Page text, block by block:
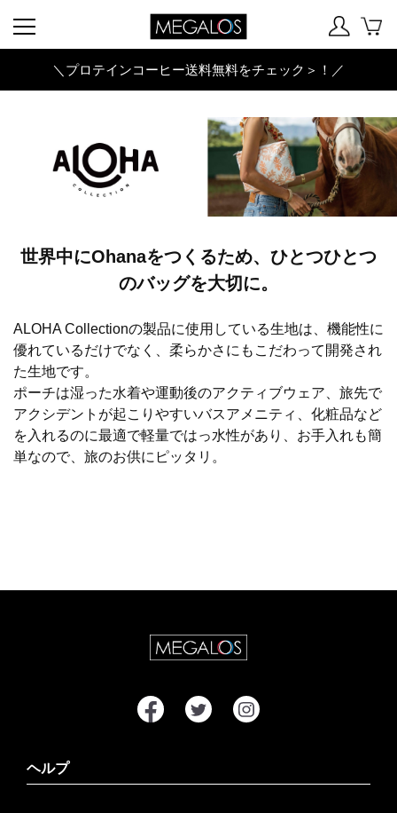
＼プロテインコーヒー送料無料をチェック＞！／
世界中にOhanaをつくるため、ひとつひとつ
のバッグを大切に。
ALOHA Collectionの製品に使用している生地は、機能性に
優れているだけでなく、柔らかさにもこだわって開発され
た生地です。
ポーチは湿った水着や運動後のアクティブウェア、旅先で
アクシデントが起こりやすいバスアメニティ、化粧品など
を入れるのに最適で軽量ではっ水性があり、お手入れも簡
単なので、旅のお供にピッタリ。
ヘルプ